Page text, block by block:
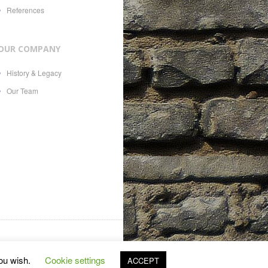
References
COMPANY
History & Legacy
Our Team
wish. Cookie settings ACCEPT